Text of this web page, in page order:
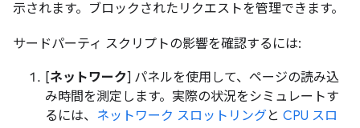
示されます。ブロックされたリクエストを管理できます。
サードパーティ スクリプトの影響を確認するには:
[ネットワーク] パネルを使用して、ページの読み込
み時間を測定します。実際の状況をシミュレートす
るには、 ネットワーク スロットリングと CPU スロ